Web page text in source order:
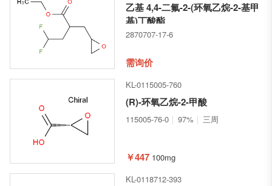
乙基 4,4-二氟-2-(环氧乙烷-2-基甲
基)丁酸酯
2870707-17-6
需询价
KL-0115005-760
(R)-环氧乙烷-2-甲酸
115005-76-0 97% 三周
￥447 100mg
KL-0118712-393